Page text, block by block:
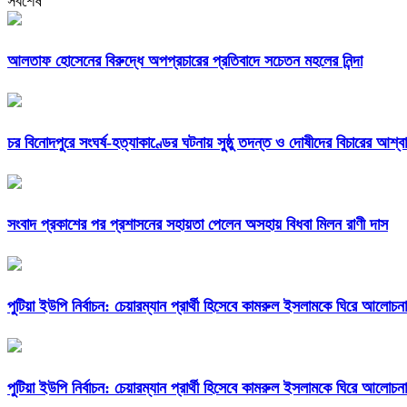
আলতাফ হোসেনের বিরুদ্ধে অপপ্রচারের প্রতিবাদে সচেতন মহলের নিন্দা
চর বিনোদপুরে সংঘর্ষ-হত্যাকাণ্ডের ঘটনায় সুষ্ঠু তদন্ত ও দোষীদের বিচারের
সংবাদ প্রকাশের পর প্রশাসনের সহায়তা পেলেন অসহায় বিধবা মিলন রাণী দাস
পুটিয়া ইউপি নির্বাচন: চেয়ারম্যান প্রার্থী হিসেবে কামরুল ইসলামকে ঘিরে আলোচনা
পুটিয়া ইউপি নির্বাচন: চেয়ারম্যান প্রার্থী হিসেবে কামরুল ইসলামকে ঘিরে আলোচনা